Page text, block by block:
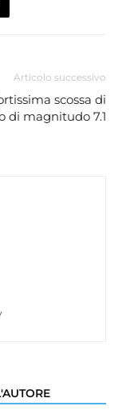
Articolo successivo
scossa di
di magnitudo 7.1